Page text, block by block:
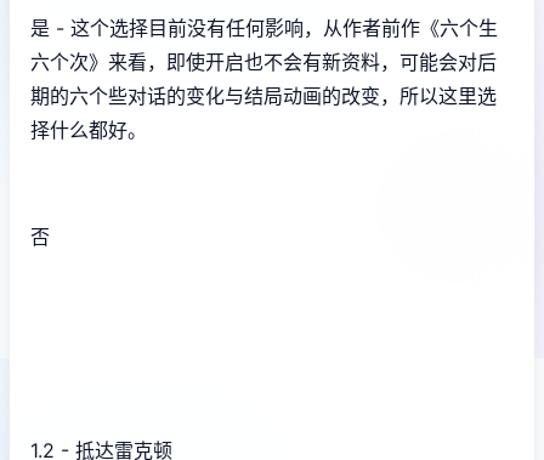
是 - 这个选择目前没有任何影响，从作者前作《六个生
六个次》来看，即使开启也不会有新资料，可能会对后
期的六个些对话的变化与结局动画的改变，所以这里选
择什么都好。
否
1.2 - 抵达雷克顿